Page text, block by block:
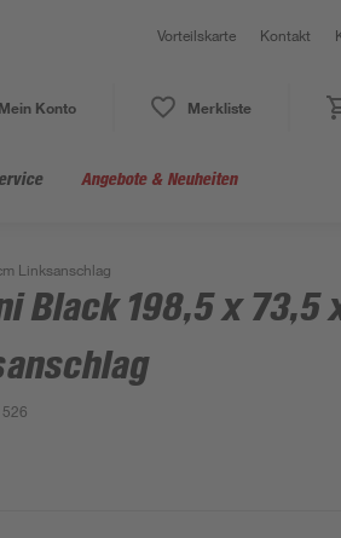
Vorteilskarte Kontakt
Mein Konto Merkliste
Angebote & Neuheiten
Linksanschlag
Black 198,5 x 73,5